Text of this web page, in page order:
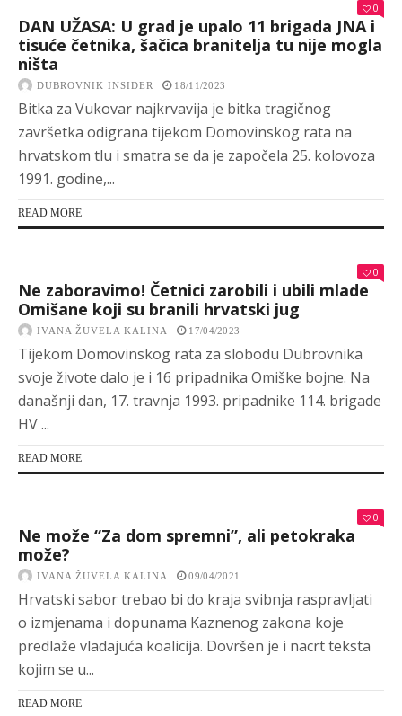
0
DAN UŽASA: U grad je upalo 11 brigada JNA i
tisuće četnika, šačica branitelja tu nije mogla
ništa
DUBROVNIK INSIDER 18/11/2023
Bitka za Vukovar najkrvavija je bitka tragičnog
završetka odigrana tijekom Domovinskog rata na
hrvatskom tlu i smatra se da je započela 25. kolovoza
1991. godine,...
READ MORE
0
Ne zaboravimo! Četnici zarobili i ubili mlade
Omišane koji su branili hrvatski jug
IVANA ŽUVELA KALINA 17/04/2023
Tijekom Domovinskog rata za slobodu Dubrovnika
svoje živote dalo je i 16 pripadnika Omiške bojne. Na
današnji dan, 17. travnja 1993. pripadnike 114. brigade
HV ...
READ MORE
0
Ne može “Za dom spremni”, ali petokraka
može?
IVANA ŽUVELA KALINA 09/04/2021
Hrvatski sabor trebao bi do kraja svibnja raspravljati
o izmjenama i dopunama Kaznenog zakona koje
predlaže vladajuća koalicija. Dovršen je i nacrt teksta
kojim se u...
READ MORE